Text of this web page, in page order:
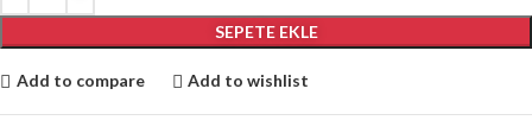
SEPETE EKLE
Add to compare Add to wishlist